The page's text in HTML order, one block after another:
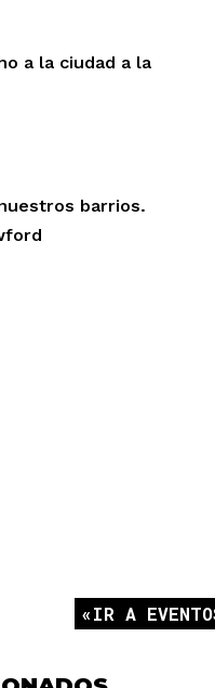
a la ciudad a la
barrios.
IR A